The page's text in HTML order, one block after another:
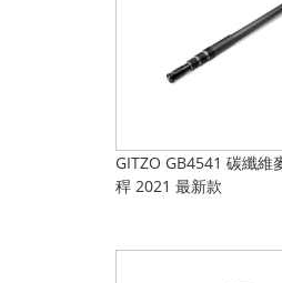
GITZO GB4541 碳纖維
稈 2021 最新款